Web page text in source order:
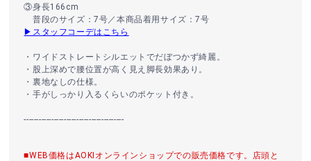
③身長166cm
普段のサイズ：7号／本商品着用サイズ：7号
▶スタッフコーデはこちら
・ワイドストレートシルエットでだぼつかず綺麗。
・股上深めで腰位置が高く見え脚長効果あり。
・裏地なしの仕様。
・手がしっかり入るくらいのポケット付き。
----------------------------------------
■WEB価格はAOKIオンラインショップでの販売価格です。店頭と